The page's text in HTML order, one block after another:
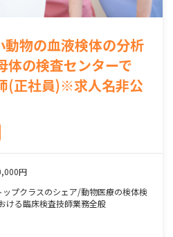
動物の血液検体の分析
体の検査センターで
(正社員)※求人名非公
円
プクラスのシェア/動物医療の検体検
ける臨床検査技師業務全般